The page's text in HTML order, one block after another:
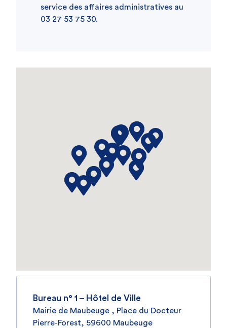
service des affaires administratives au
03 27 53 75 30.
Bureau n° 1 – Hôtel de Ville
Mairie de Maubeuge , Place du Docteur
Pierre-Forest, 59600 Maubeuge